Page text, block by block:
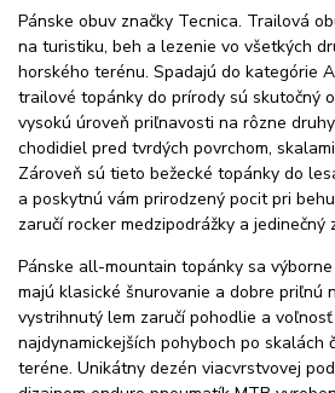
Pánske obuv značky Tecnica. Trailová
na turistiku, beh a lezenie vo všetkých
horského terénu. Spadajú do kategórie
trailové topánky do prírody sú skutočný
vysokú úroveň priľnavosti na rôzne
chodidiel pred tvrdých povrchom,
Zároveň sú tieto bežecké topánky do
a poskytnú vám prirodzený pocit pri
zaručí rocker medzipodrážky a jedinečný
Pánske all-mountain topánky sa
majú klasické šnurovanie a dobre priľnú
vystrihnutý lem zaručí pohodlie a
najdynamickejších pohyboch po skalách
teréne. Unikátny dezén viacvrstvovej